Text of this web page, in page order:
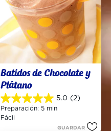
Batidos de Chocolate y
Plátano
5.0 (2)
5.0
de
5
Preparación: 5 min
Fácil
GUARDAR